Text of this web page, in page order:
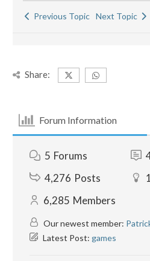
Previous Topic Next Topic
Share:
Forum Information
5 Forums
4,276 Posts
6,285 Members
Our newest member:
Latest Post: games